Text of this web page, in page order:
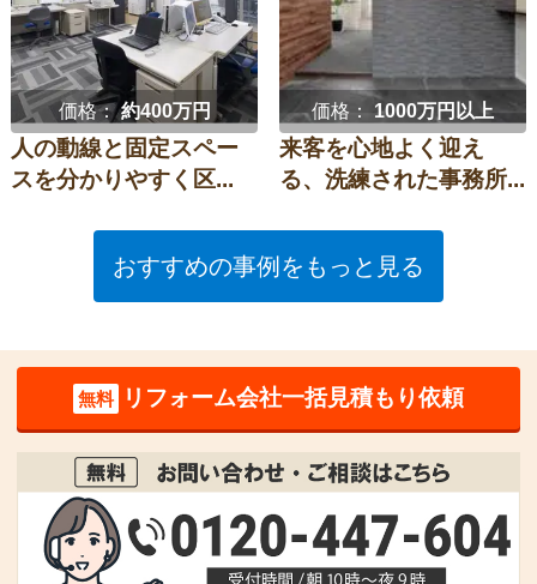
価格：約400万円
人の動線と固定スペー
スを分かりやすく区...
価格：1000万円以上
来客を心地よく迎え
る、洗練された事務所...
おすすめの事例をもっと見る
無料 リフォーム会社一括見積もり依頼